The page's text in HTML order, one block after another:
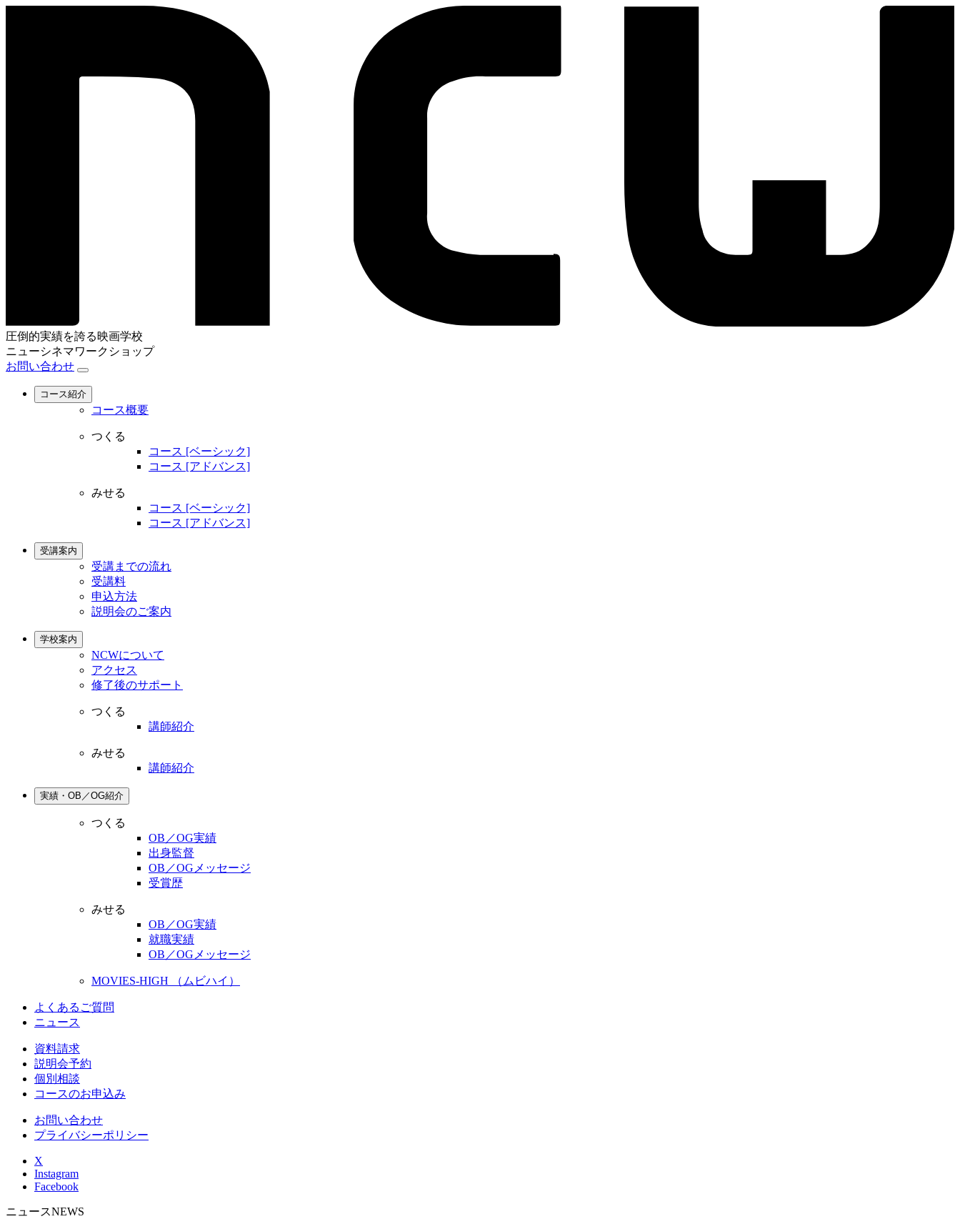
圧倒的実績を誇る映画学校
ニューシネマワークショップ
お問い合わせ
コース紹介
コース概要
つくる
コース [ベーシック]
コース [アドバンス]
みせる
コース [ベーシック]
コース [アドバンス]
受講案内
受講までの流れ
受講料
申込方法
説明会のご案内
学校案内
NCWについて
アクセス
修了後のサポート
つくる
講師紹介
みせる
講師紹介
実績・OB／OG紹介
つくる
OB／OG実績
出身監督
OB／OGメッセージ
受賞歴
みせる
OB／OG実績
就職実績
OB／OGメッセージ
MOVIES-HIGH （ムビハイ）
よくあるご質問
ニュース
資料請求
説明会予約
個別相談
コースのお申込み
お問い合わせ
プライバシーポリシー
X
Instagram
Facebook
ニュースNEWS